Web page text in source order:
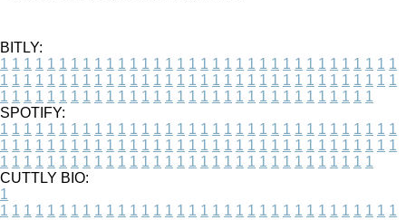
BITLY:
1 1 1 1 1 1 1 1 1 1 1 1 1 1 1 1 1 1 1 1 1 1 1 1 1 1 1 1 1 1 1 1 1 1
1 1 1 1 1 1 1 1 1 1 1 1 1 1 1 1 1 1 1 1 1 1 1 1 1 1 1 1 1 1 1 1 1 1
1 1 1 1 1 1 1 1 1 1 1 1 1 1 1 1 1 1 1 1 1 1 1 1 1 1 1 1 1 1 1 1
SPOTIFY:
1 1 1 1 1 1 1 1 1 1 1 1 1 1 1 1 1 1 1 1 1 1 1 1 1 1 1 1 1 1 1 1 1 1
1 1 1 1 1 1 1 1 1 1 1 1 1 1 1 1 1 1 1 1 1 1 1 1 1 1 1 1 1 1 1 1 1 1
1 1 1 1 1 1 1 1 1 1 1 1 1 1 1 1 1 1 1 1 1 1 1 1 1 1 1 1 1 1 1 1
CUTTLY BIO:
1
1 1 1 1 1 1 1 1 1 1 1 1 1 1 1 1 1 1 1 1 1 1 1 1 1 1 1 1 1 1 1 1 1 1